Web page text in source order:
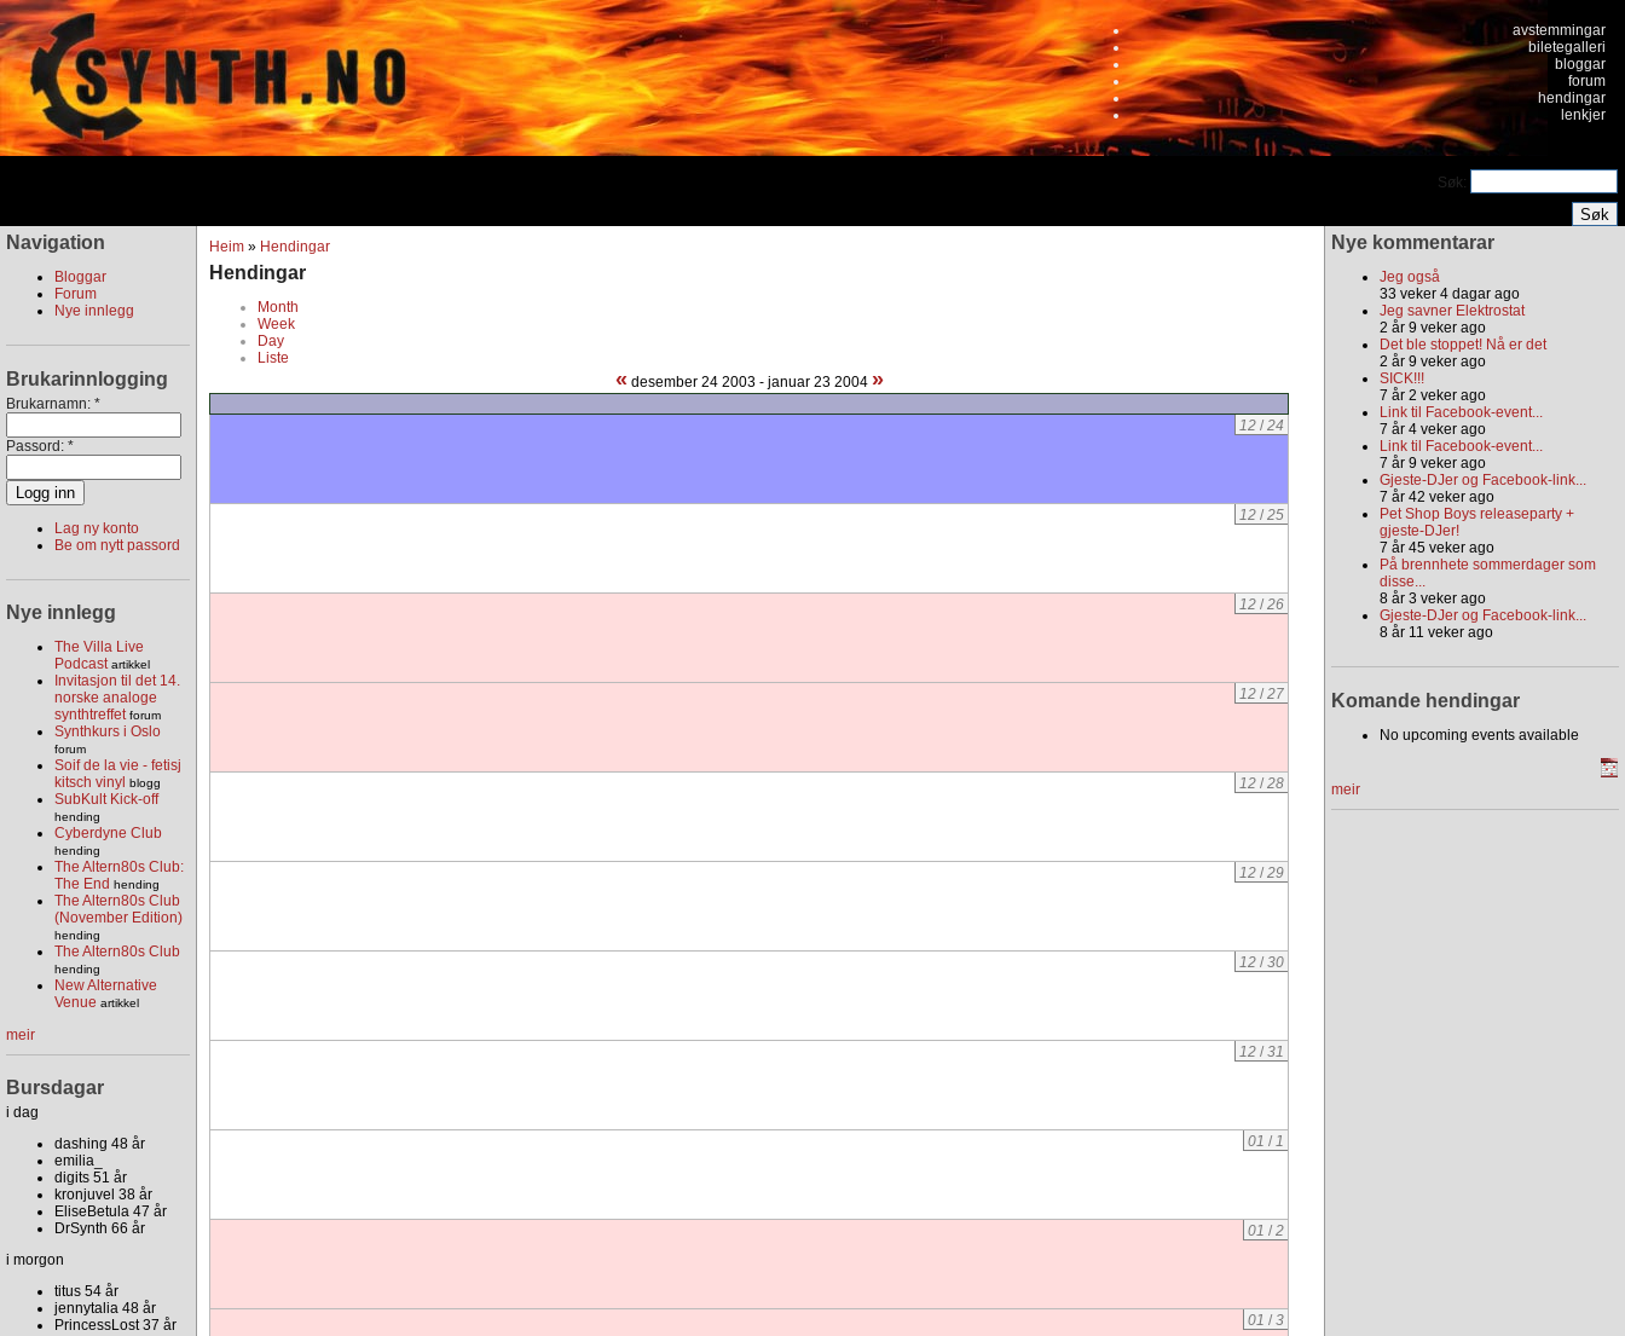
avstemmingar
biletegalleri
bloggar
forum
hendingar
lenkjer
Søk:
Navigation
Bloggar
Forum
Nye innlegg
Brukarinnlogging
Brukarnamn: *
Passord: *
Lag ny konto
Be om nytt passord
Nye innlegg
The Villa Live
Podcastartikkel
Invitasjon til det 14.
norske analoge
synthtreffet forum
Synthkurs i Oslo
forum
Soif de la vie - fetisj
kitsch vinyl
blogg
SubKult Kick-off
hending
Cyberdyne Club
hending
The Altern80s Club:
The End hending
The Altern80s Club
(November Edition)
hending
The Altern80s Club
hending
New Alternative
Venue artikkel
meir
Bursdagar
i dag
dashing 48 år
emilia_
digits 51 år
kronjuvel 38 år
EliseBetula 47 år
DrSynth 66 år
i morgon
titus 54 år
jennytalia 48 år
PrincessLost 37 år
Heim » Hendingar
Hendingar
Month
Week
Day
Liste
« desember 24 2003 - januar 23 2004 »
12/24
12/25
12/26
12/27
12/28
12/29
12/30
12/31
01 / 1
01 /2
01 /3
Nye kommentarar
Jeg også
33 veker 4 dagar ago
Jeg savner Elektrostat
2 år 9 veker ago
Det ble stoppet! Nå er det
2 år 9 veker ago
SICK!!!
7 år 2 veker ago
Link til Facebook-event...
7 år 4 veker ago
Link til Facebook-event...
7 år 9 veker ago
Gjeste-DJer og Facebook-link...
7 år 42 veker ago
Pet Shop Boys releaseparty +
gjeste-DJer!
7 år 45 veker ago
På brennhete sommerdager som
disse...
8 år 3 veker ago
Gjeste-DJer og Facebook-link...
8 år 11 veker ago
Komande hendingar
No upcoming events available
meir